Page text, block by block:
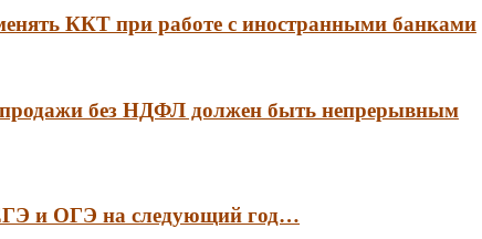
ККТ при работе с иностранными банками
без НДФЛ должен быть непрерывным
и ОГЭ на следующий год…